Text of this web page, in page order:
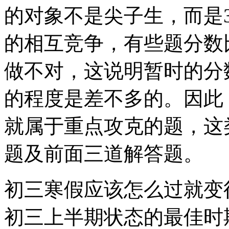
的对象不是尖子生，而
的相互竞争，有些题分
做不对，这说明暂时的
的程度是差不多的。因
就属于重点攻克的题，
题及前面三道解答题。
初三寒假应该怎么过就
初三上半期状态的最佳